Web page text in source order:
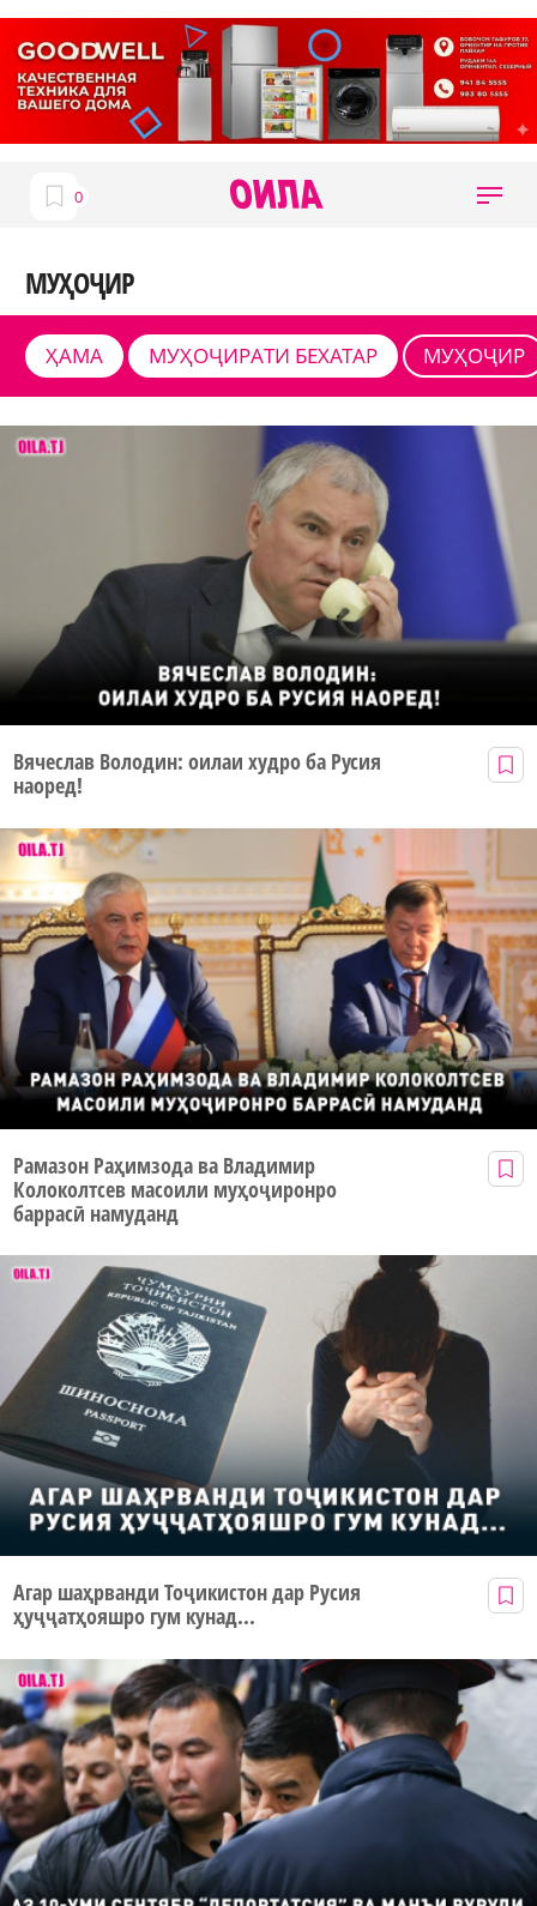
МУҲОҶИР
ҲАМА МУҲОҶИРАТИ БЕХАТАР МУҲОҶИР
Вячеслав Володин: оилаи худро ба Русия
наоред!
Рамазон Раҳимзода ва Владимир
Колоколтсев масоили муҳоҷиронро
баррасӣ намуданд
Агар шаҳрванди Тоҷикистон дар Русия
ҳуҷҷатҳояшро гум кунад...